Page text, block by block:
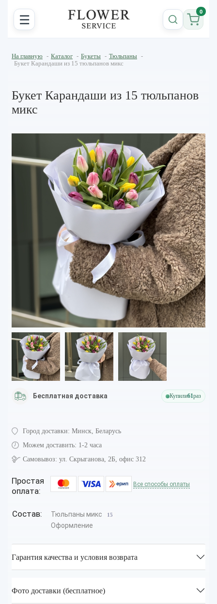
☰ 0
На главную - Каталог - Букеты - Тюльпаны -
Букет Карандаши из 15 тюльпанов микс
Букет Карандаши из 15 тюльпанов
микс
Бесплатная доставка Купили61раз
Город доставки: Минск, Беларусь
Можем доставить: 1-2 часа
Самовывоз: ул. Скрыганова, 2Б, офис 312
Простая
оплата:
Все способы оплаты
Состав: Тюльпаны микс 15
Оформление
Гарантия качества и условия возврата
Фото доставки (бесплатное)